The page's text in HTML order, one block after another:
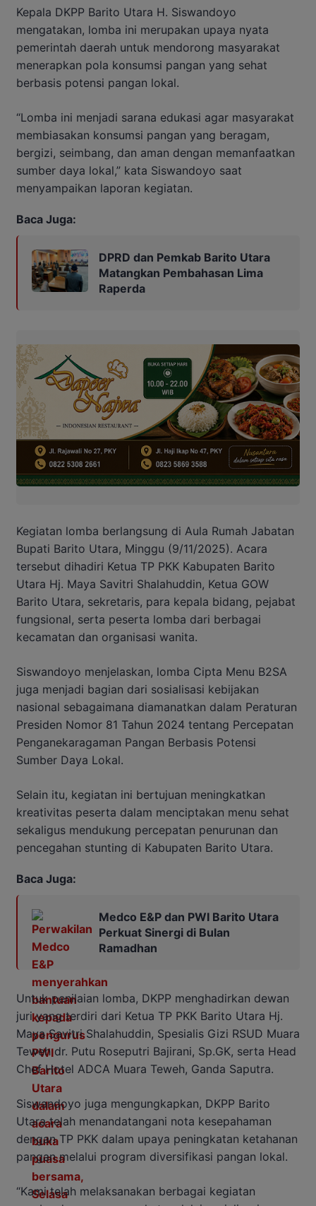
Kepala DKPP Barito Utara H. Siswandoyo
mengatakan, lomba ini merupakan upaya nyata
pemerintah daerah untuk mendorong masyarakat
menerapkan pola konsumsi pangan yang sehat
berbasis potensi pangan lokal.
“Lomba ini menjadi sarana edukasi agar masyarakat
membiasakan konsumsi pangan yang beragam,
bergizi, seimbang, dan aman dengan memanfaatkan
sumber daya lokal,” kata Siswandoyo saat
menyampaikan laporan kegiatan.
Baca Juga:
DPRD dan Pemkab Barito Utara
Matangkan Pembahasan Lima
Raperda
Kegiatan lomba berlangsung di Aula Rumah Jabatan
Bupati Barito Utara, Minggu (9/11/2025). Acara
tersebut dihadiri Ketua TP PKK Kabupaten Barito
Utara Hj. Maya Savitri Shalahuddin, Ketua GOW
Barito Utara, sekretaris, para kepala bidang, pejabat
fungsional, serta peserta lomba dari berbagai
kecamatan dan organisasi wanita.
Siswandoyo menjelaskan, lomba Cipta Menu B2SA
juga menjadi bagian dari sosialisasi kebijakan
nasional sebagaimana diamanatkan dalam Peraturan
Presiden Nomor 81 Tahun 2024 tentang Percepatan
Penganekaragaman Pangan Berbasis Potensi
Sumber Daya Lokal.
Selain itu, kegiatan ini bertujuan meningkatkan
kreativitas peserta dalam menciptakan menu sehat
sekaligus mendukung percepatan penurunan dan
pencegahan stunting di Kabupaten Barito Utara.
Baca Juga:
Medco E&P dan PWI Barito Utara
Perkuat Sinergi di Bulan
Ramadhan
Untuk penilaian lomba, DKPP menghadirkan dewan
juri yang terdiri dari Ketua TP PKK Barito Utara Hj.
Maya Savitri Shalahuddin, Spesialis Gizi RSUD Muara
Teweh dr. Putu Roseputri Bajirani, Sp.GK, serta Head
Chef Hotel ADCA Muara Teweh, Ganda Saputra.
Siswandoyo juga mengungkapkan, DKPP Barito
Utara telah menandatangani nota kesepahaman
dengan TP PKK dalam upaya peningkatan ketahanan
pangan melalui program diversifikasi pangan lokal.
“Kami telah melaksanakan berbagai kegiatan